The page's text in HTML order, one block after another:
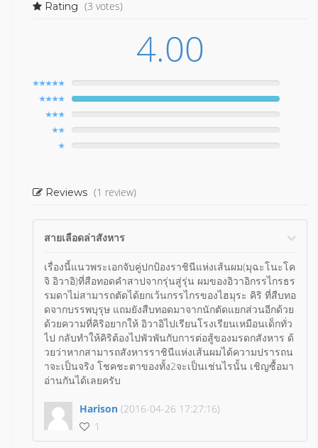
Rating (3 votes)
4.00
Reviews (1 review)
สายเลือดล่าสังหาร
เรื่องนี้แนวพระเอกจับคู่ปกป้องราชินีแห่งเส้นผม(มุฉะโนะโค
จิ อิวาอิ)ที่สือทอดคำสาปจากรุ่นสู่รุ่น ผมของอิวาอิกรรไกรธร
รมดาไม่สามารถตัดได้ยกเว้นกรรไกรของไฮมุระ คิริ ที่สืบทอ
ดจากบรรพบุรุษ แถมยังสืบทอดมาจากนักตัดแยกส่วนอีกด้วย
ด้วยความที่คิริอยากให้ อิวาอิไปเรียนโรงเรียนเหมือนเด็กทั่ว
ไป กลับทำให้คิริต้องไปพัวพันกับการต่อสู้ของมรดกสังหาร ด้
วยว่าหากสามารถสังหารราชินีแห่งเส้นผมได้ความปรารถน
าจะเป็นจริง โชคชะตาของทั้ง2จะเป็นเช่นไรนั้น เชิญซื้อมา
อ่านกันได้เลยครับ
Harison (2016-04-26 17:27:16)
1